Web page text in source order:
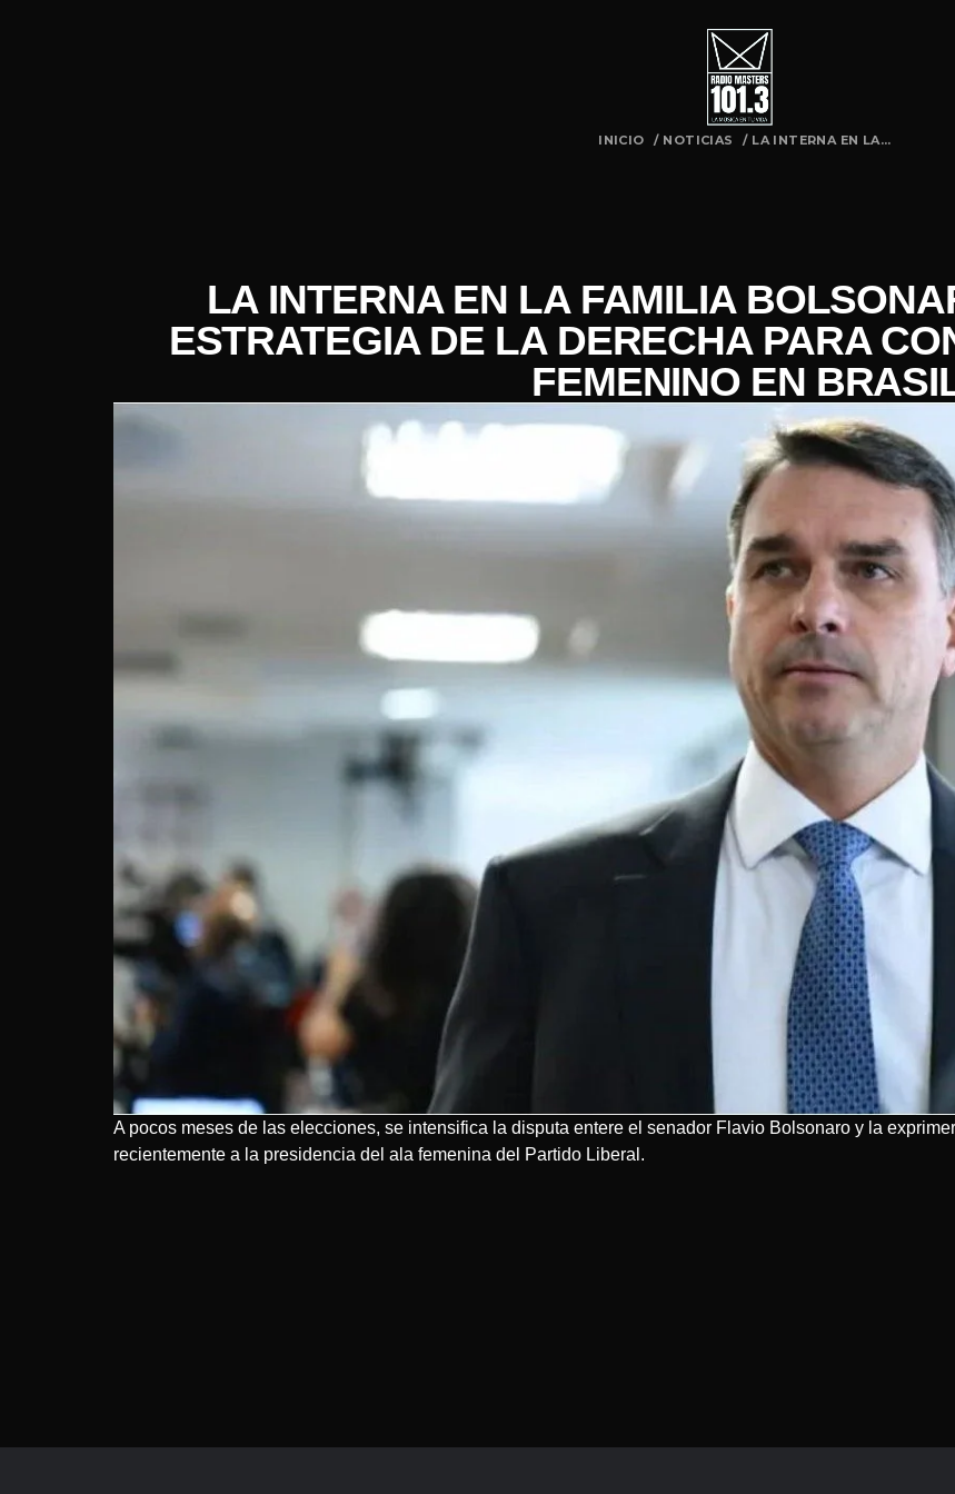
INICIO / NOTICIAS / LA INTERNA EN LA...
LA INTERNA EN LA FAMILIA
ESTRATEGIA DE LA DERECHA PARA
FEMENINO EN
A pocos meses de las elecciones, se intensifica la disputa entere el senador Flavio Bolsonaro y la
recientemente a la presidencia del ala femenina del Partido Liberal.